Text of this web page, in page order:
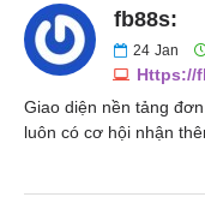
fb88s:
24 Jan
Https://
Giao diện nền tảng
luôn có cơ hội nhận